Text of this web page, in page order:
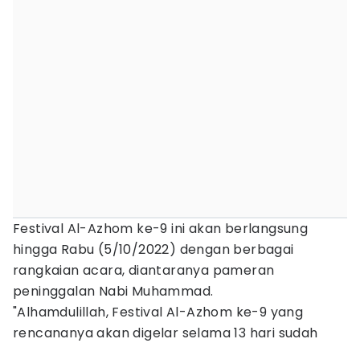
Festival Al-Azhom ke-9 ini akan berlangsung
hingga Rabu (5/10/2022) dengan berbagai
rangkaian acara, diantaranya pameran
peninggalan Nabi Muhammad.
"Alhamdulillah, Festival Al-Azhom ke-9 yang
rencananya akan digelar selama 13 hari sudah